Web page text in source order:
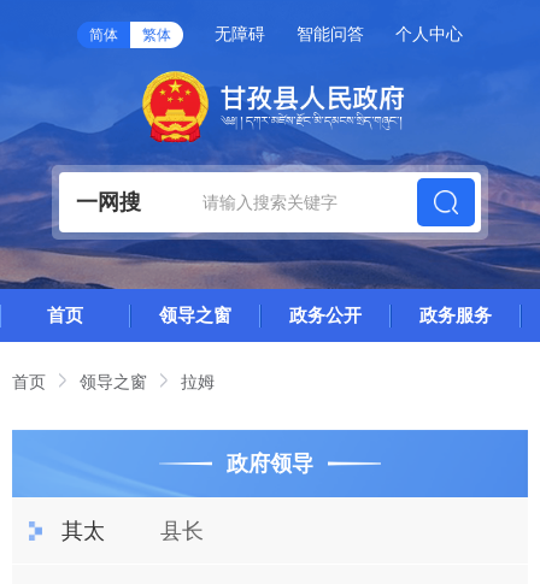
简体 繁体 无障碍 智能问答 个人中心
一网搜
首页 领导之窗 政务公开 政务服务
首页 领导之窗 拉姆
政府领导
其太 县长